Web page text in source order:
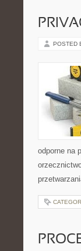
POSTED
odporne na